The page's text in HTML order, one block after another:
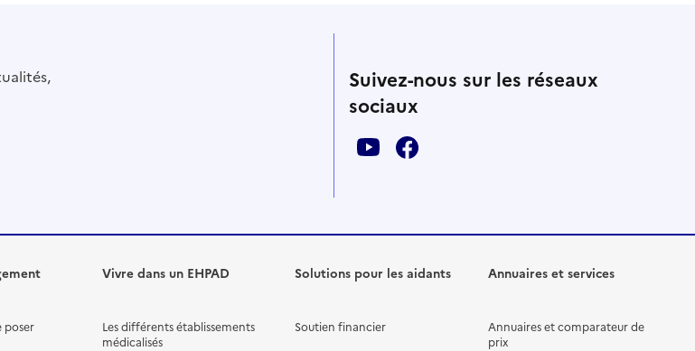
Suivez-nous sur les réseaux
sociaux
poser
Vivre dans un EHPAD
Les différents établissements
médicalisés
Solutions pour les aidants
Soutien financier
Annuaires et services
Annuaires et comparateur de
prix